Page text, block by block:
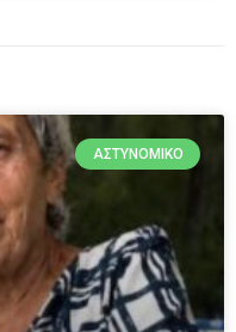
ΑΣΤΥΝΟΜΙΚΌ